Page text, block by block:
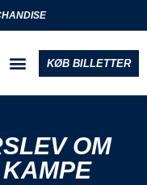
KØB BILLETTER
OM